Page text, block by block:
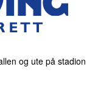
og ute på stadion